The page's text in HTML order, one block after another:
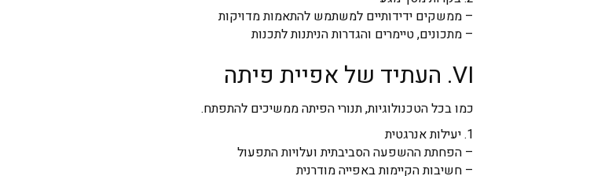
– ממשקים ידידותיים למשתמש להתאמות מדויקות
– מתכונים, טיימרים והגדרות הניתנות לתכנות
VI. העתיד של אפיית פיתה
כמו בכל הטכנולוגיות, תנורי הפיתה ממשיכים להתפתח.
1. יעילות אנרגטית
– הפחתת ההשפעה הסביבתית ועלויות התפעול
– חשיבות הקיימות באפייה מודרנית